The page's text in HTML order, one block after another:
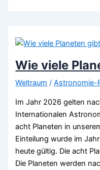
weltweit
2026?
Wie viele
Weltraum /Astronomie-
Im Jahr 2026 gelten
Internationalen
acht Planeten in
Einteilung wurde im
heute gültig. Die acht
Die Planeten werden